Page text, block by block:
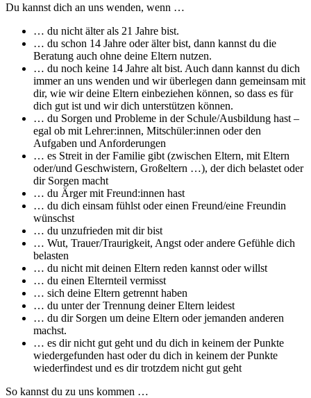
Du kannst dich an uns wenden, wenn …
… du nicht älter als 21 Jahre bist.
… du schon 14 Jahre oder älter bist, dann kannst du die
Beratung auch ohne deine Eltern nutzen.
… du noch keine 14 Jahre alt bist. Auch dann kannst du dich
immer an uns wenden und wir überlegen dann gemeinsam mit
dir, wie wir deine Eltern einbeziehen können, so dass es für
dich gut ist und wir dich unterstützen können.
… du Sorgen und Probleme in der Schule/Ausbildung hast –
egal ob mit Lehrer:innen, Mitschüler:innen oder den
Aufgaben und Anforderungen
… es Streit in der Familie gibt (zwischen Eltern, mit Eltern
oder/und Geschwistern, Großeltern …), der dich belastet oder
dir Sorgen macht
… du Ärger mit Freund:innen hast
… du dich einsam fühlst oder einen Freund/eine Freundin
wünschst
… du unzufrieden mit dir bist
… Wut, Trauer/Traurigkeit, Angst oder andere Gefühle dich
belasten
… du nicht mit deinen Eltern reden kannst oder willst
… du einen Elternteil vermisst
… sich deine Eltern getrennt haben
… du unter der Trennung deiner Eltern leidest
… du dir Sorgen um deine Eltern oder jemanden anderen
machst.
… es dir nicht gut geht und du dich in keinem der Punkte
wiedergefunden hast oder du dich in keinem der Punkte
wiederfindest und es dir trotzdem nicht gut geht
So kannst du zu uns kommen …